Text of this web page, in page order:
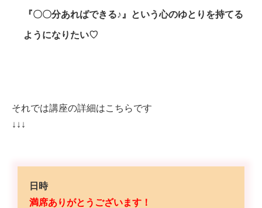
『〇〇分あればできる♪ 』という心のゆとりを持てる
ようになりたい♡
それでは講座の詳細はこちらです
↓↓↓
日時
満席ありがとうございます！